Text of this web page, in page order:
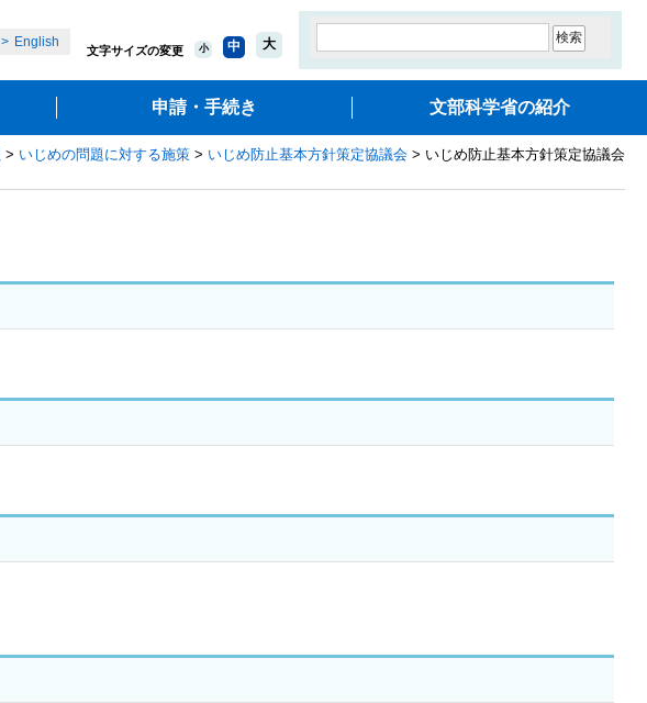
English
文字サイズの変更 小 中 大
申請・手続き 文部科学省の紹介
> いじめの問題に対する施策 > いじめ防止基本方針策定協議会 > いじめ防止基本方針策定協議会